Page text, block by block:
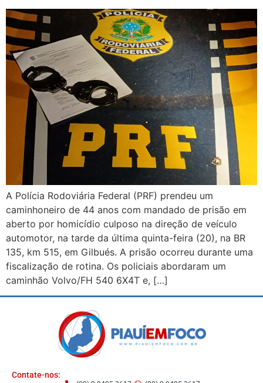
A Polícia Rodoviária Federal (PRF) prendeu um
caminhoneiro de 44 anos com mandado de prisão em
aberto por homicídio culposo na direção de veículo
automotor, na tarde da última quinta-feira (20), na BR
135, km 515, em Gilbués. A prisão ocorreu durante uma
fiscalização de rotina. Os policiais abordaram um
caminhão Volvo/FH 540 6X4T e, […]
Contate-nos: